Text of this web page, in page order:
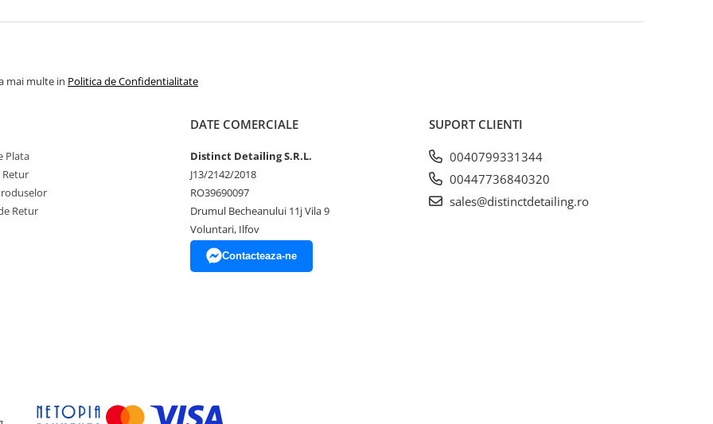
mai multe in Politica de Confidentialitate
Plata
Retur
Retur
DATE COMERCIALE
Distinct Detailing S.R.L.
J13/2142/2018
RO39690097
Drumul Becheanului 11j Vila 9
Voluntari, Ilfov
Contacteaza-ne
SUPORT CLIENTI
0040799331344
00447736840320
sales@distinctdetailing.ro